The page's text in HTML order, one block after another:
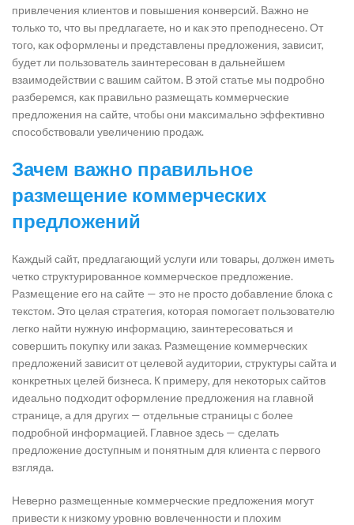
привлечения клиентов и повышения конверсий. Важно не
только то, что вы предлагаете, но и как это преподнесено. От
того, как оформлены и представлены предложения, зависит,
будет ли пользователь заинтересован в дальнейшем
взаимодействии с вашим сайтом. В этой статье мы подробно
разберемся, как правильно размещать коммерческие
предложения на сайте, чтобы они максимально эффективно
способствовали увеличению продаж.
Зачем важно правильное
размещение коммерческих
предложений
Каждый сайт, предлагающий услуги или товары, должен иметь
четко структурированное коммерческое предложение.
Размещение его на сайте — это не просто добавление блока с
текстом. Это целая стратегия, которая помогает пользователю
легко найти нужную информацию, заинтересоваться и
совершить покупку или заказ. Размещение коммерческих
предложений зависит от целевой аудитории, структуры сайта и
конкретных целей бизнеса. К примеру, для некоторых сайтов
идеально подходит оформление предложения на главной
странице, а для других — отдельные страницы с более
подробной информацией. Главное здесь — сделать
предложение доступным и понятным для клиента с первого
взгляда.
Неверно размещенные коммерческие предложения могут
привести к низкому уровню вовлеченности и плохим